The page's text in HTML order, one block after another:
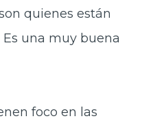
quienes están
Es una muy buena
foco en las